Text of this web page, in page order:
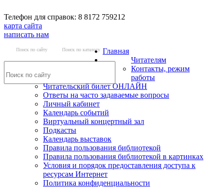
Телефон для справок: 8 8172 759212
карта сайта
написать нам
Поиск по сайту Поиск по каталогу Главная
Читателям
Контакты, режим
работы
Читательский билет ОНЛАЙН
Ответы на часто задаваемые вопросы
Личный кабинет
Календарь событий
Виртуальный концертный зал
Подкасты
Календарь выставок
Правила пользования библиотекой
Правила пользования библиотекой в картинках
Условия и порядок предоставления доступа к
ресурсам Интернет
Политика конфиденциальности